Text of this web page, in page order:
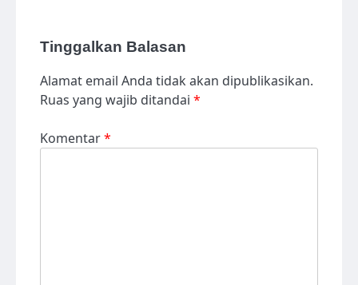
Tinggalkan Balasan
Alamat email Anda tidak akan dipublikasikan.
Ruas yang wajib ditandai *
Komentar*